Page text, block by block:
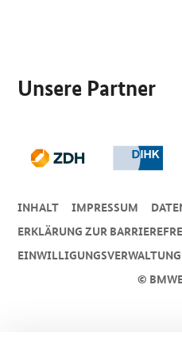
Unsere Partner
©
INHALT IMPRESSUM
ERKLÄRUNG ZUR
EINWILLIGUNGSVERWALTUNG